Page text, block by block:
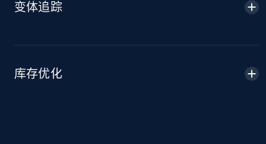
Title, Seller name, Brand, Description, Initial
price, Currency, Availability, Reviews count, and
变体追踪
库存优化